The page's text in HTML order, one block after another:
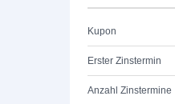
Kupon
Erster Zinstermin
Anzahl Zinstermine